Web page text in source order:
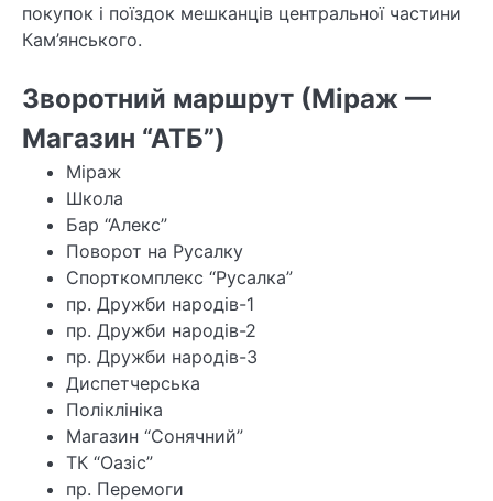
покупок і поїздок мешканців центральної частини
Кам’янського.
Зворотний маршрут (Міраж —
Магазин “АТБ”)
Міраж
Школа
Бар “Алекс”
Поворот на Русалку
Спорткомплекс “Русалка”
пр. Дружби народів-1
пр. Дружби народів-2
пр. Дружби народів-3
Диспетчерська
Поліклініка
Магазин “Сонячний”
ТК “Оазіс”
пр. Перемоги